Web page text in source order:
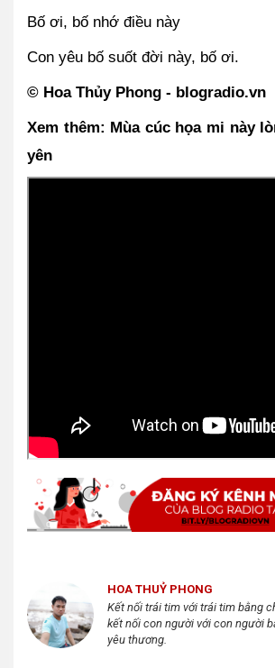
Bố ơi, bố nhớ điều này
Con yêu bố suốt đời này, bố ơi.
© Hoa Thủy Phong - blogradio.vn
Xem thêm: Mùa cúc họa mi này
yên
HOA THUỶ PHONG
Kết nối trái tim với trái tim bằng
kết nối con người với con người
yêu thương.